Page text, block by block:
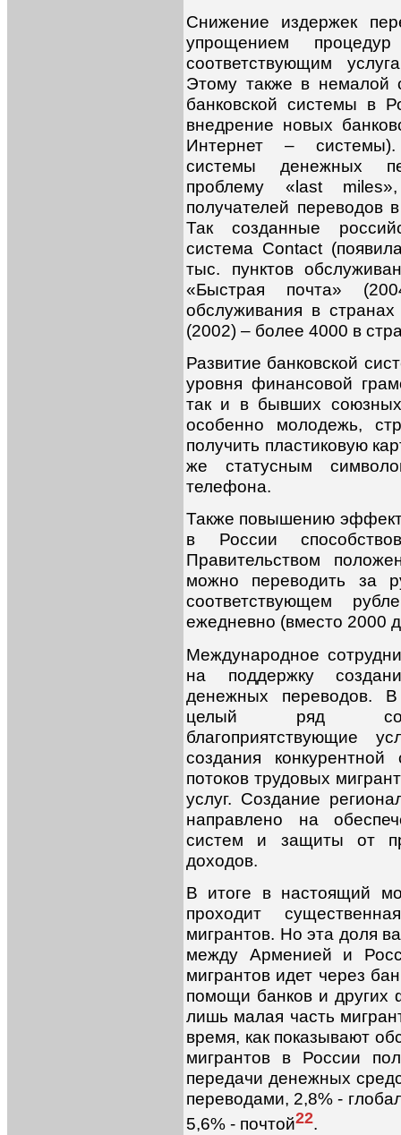
Снижение издержек
упрощением
соответствующим
Этому также в немалой
банковской системы в
внедрение новых
Интернет –
системы денежных
проблему «last
получателей переводов
Так созданные
система Contact
тыс. пунктов
«Быстрая почта»
обслуживания в
(2002) – более 4000 в
Развитие банковской
уровня финансовой
так и в бывших союзных
особенно молодежь,
получить пластиковую
же статусным
телефона.
Также повышению
в России
Правительством
можно переводить за
соответствующем
ежедневно (вместо 2000
Международное
на поддержку
денежных переводов.
целый ряд
благоприятствующие
создания
потоков трудовых
услуг. Создание
направлено на
систем и защиты от
доходов.
В итоге в настоящий
проходит
мигрантов. Но эта доля
между Арменией и
мигрантов идет через
помощи банков и других
лишь малая часть
время, как показывают
мигрантов в России
передачи денежных
переводами, 2,8% -
5,6% - почтой22.